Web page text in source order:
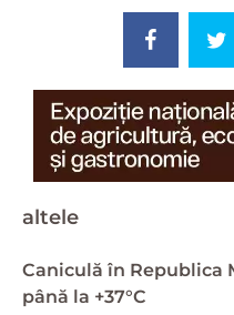
altele
Caniculă în Republica
până la +37°C